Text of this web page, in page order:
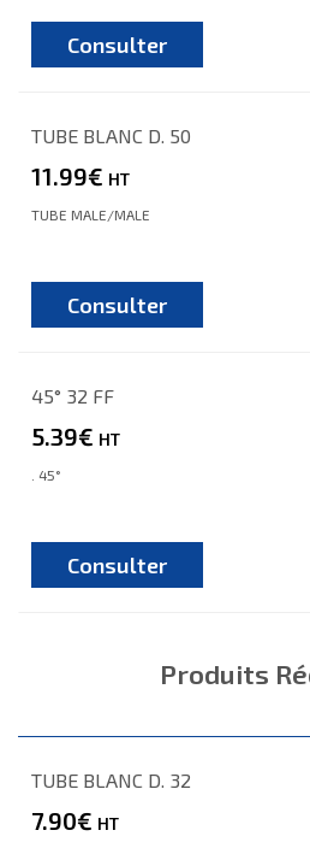
Consulter
TUBE BLANC D. 50
11.99€ HT
TUBE MALE/MALE
Consulter
45° 32 FF
5.39€ HT
. 45°
Consulter
Produits
TUBE BLANC D. 32
7.90€ HT